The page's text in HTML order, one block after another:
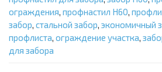
ограждения, профнастил Н60,
забор, стальной забор, экономичный
профлиста, ограждение участка,
для забора